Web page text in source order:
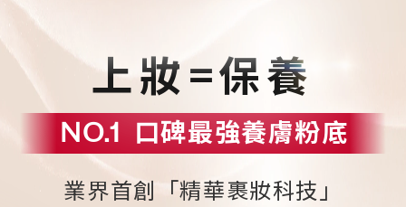
上妝=保養
NO.1 口碑最強養膚粉底
業界首創「精華裹妝科技」